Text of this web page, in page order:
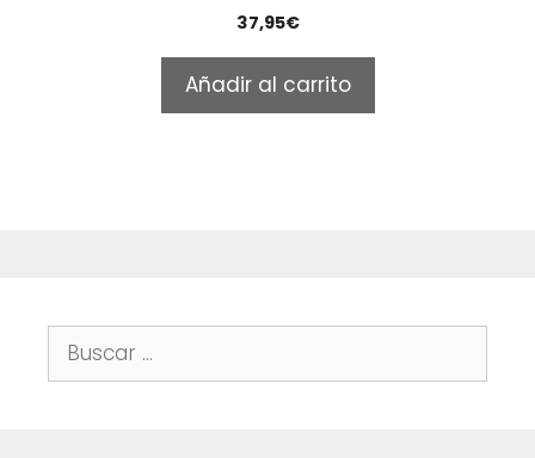
o
f
5
37,95€
Añadir al carrito
Buscar: